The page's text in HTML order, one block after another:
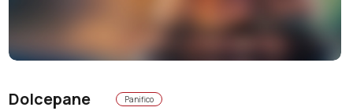
Dolcepane Panifico